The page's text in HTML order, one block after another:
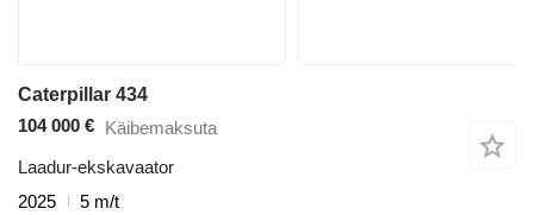
Caterpillar 434
104 000 € Käibemaksuta
Laadur-ekskavaator
2025
5 m/t